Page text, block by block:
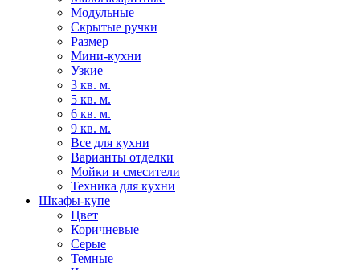
Модульные
Скрытые ручки
Размер
Мини-кухни
Узкие
3 кв. м.
5 кв. м.
6 кв. м.
9 кв. м.
Все для кухни
Варианты отделки
Мойки и смесители
Техника для кухни
Шкафы-купе
Цвет
Коричневые
Серые
Темные